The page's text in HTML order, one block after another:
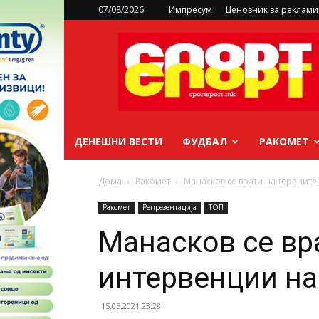
07/08/2026 Импресум Ценовник за
sportsport.mk
ДЕНЕШНИ ВЕСТИ ФУДБАЛ РАКОМЕТ
Дома Ракомет Манасков се врати на
Ракомет Репрезентација ТОП
Манасков се
интервенции
15.05.2021 23:28